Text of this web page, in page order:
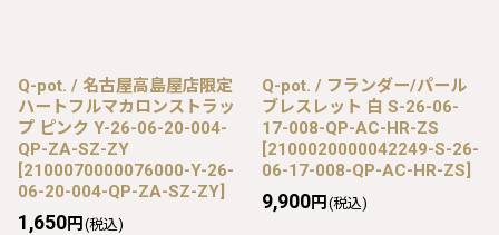
Q-pot. / 名古屋高島屋店限定
ハートフルマカロンストラッ
プ ピンク Y-26-06-20-004-
QP-ZA-SZ-ZY
[2100070000076000-Y-26-
06-20-004-QP-ZA-SZ-ZY]
1,650円 (税込)
Q-pot. / フランダー/パール
ブレスレット 白 S-26-06-
17-008-QP-AC-HR-ZS
[2100020000042249-S-26-
06-17-008-QP-AC-HR-ZS]
9,900円 (税込)